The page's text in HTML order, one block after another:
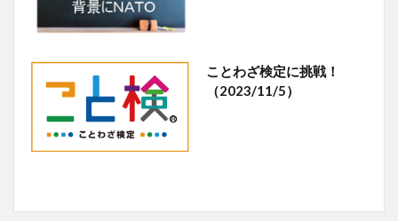
ことわざ検定に挑戦！
（2023/11/5）